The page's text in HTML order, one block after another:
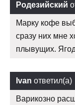
Родезийский
Марку кофе
сразу них мне
плывущих.
Ivan ответил(а)
Варикозно